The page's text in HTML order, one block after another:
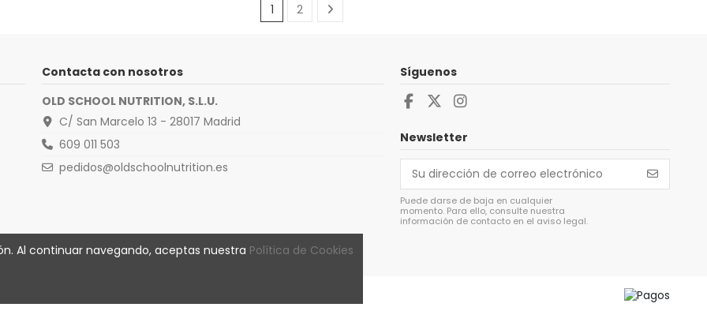
1 2
Contacta con nosotros
OLD SCHOOL NUTRITION, S.L.U.
C/ San Marcelo 13 - 28017 Madrid
609 011 503
pedidos@oldschoolnutrition.es
Síguenos
Newsletter
Puede darse de baja en cualquier
momento. Para ello, consulte nuestra
información de contacto en el aviso legal.
Al continuar navegando, aceptas nuestra Política de Cookies